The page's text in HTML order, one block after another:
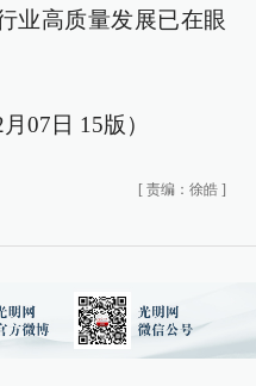
业高质量发展已在眼
07日 15版）
[ 责编：徐皓 ]